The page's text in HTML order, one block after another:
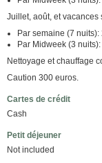
Juillet, août, et vacances
Par semaine (7 nuits):
Par Midweek (3
Nettoyage et chauffage
Caution 300 euros.
Cartes de crédit
Cash
Petit déjeuner
Not included